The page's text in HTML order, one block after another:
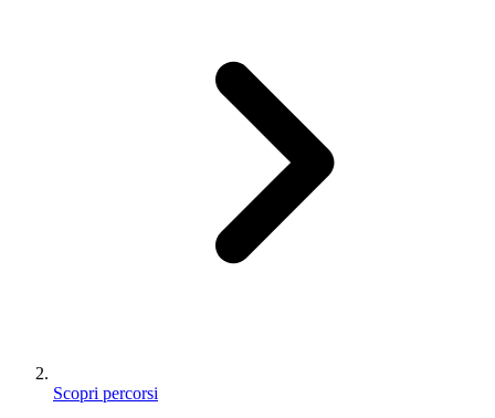
Scopri percorsi